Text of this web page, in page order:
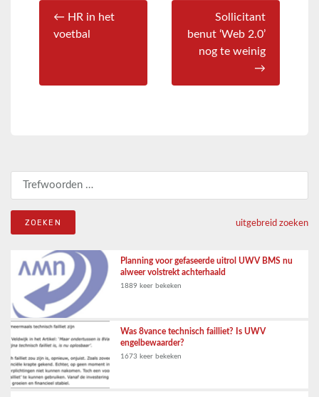
← HR in het
voetbal
Sollicitant
benut ‘Web 2.0’
nog te weinig
→
Zoeken naar:
uitgebreid zoeken
Planning voor gefaseerde uitrol UWV BMS nu
alweer volstrekt achterhaald
1889 keer bekeken
Was 8vance technisch failliet? Is UWV
engelbewaarder?
1673 keer bekeken